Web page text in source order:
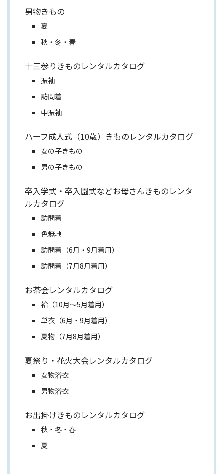
男物きもの
夏
秋・冬・春
十三参りきものレンタルカタログ
振袖
訪問着
中振袖
ハーフ成人式（10歳）きものレンタルカタログ
女の子きもの
男の子きもの
卒入学式・卒入園式などお母さんきものレンタ
ルカタログ
訪問着
色無地
訪問着（6月・9月着用）
訪問着（7月8月着用）
お茶会レンタルカタログ
袷（10月～5月着用）
単衣（6月・9月着用）
夏物（7月8月着用）
夏祭り・花火大会レンタルカタログ
女物浴衣
男物浴衣
お出掛けきものレンタルカタログ
秋・冬・春
夏